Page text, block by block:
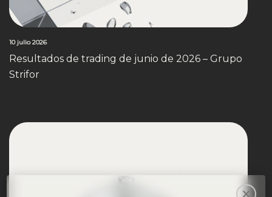
10 julio 2026
Resultados de trading de junio de 2026 – Grupo
Strifor